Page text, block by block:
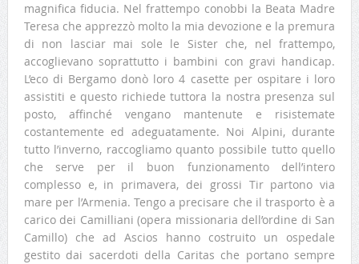
magnifica fiducia. Nel frattempo conobbi la Beata Madre
Teresa che apprezzò molto la mia devozione e la premura
di non lasciar mai sole le Sister che, nel frattempo,
accoglievano soprattutto i bambini con gravi handicap.
L’eco di Bergamo donò loro 4 casette per ospitare i loro
assistiti e questo richiede tuttora la nostra presenza sul
posto, affinché vengano mantenute e risistemate
costantemente ed adeguatamente. Noi Alpini, durante
tutto l’inverno, raccogliamo quanto possibile tutto quello
che serve per il buon funzionamento dell’intero
complesso e, in primavera, dei grossi Tir partono via
mare per l’Armenia. Tengo a precisare che il trasporto è a
carico dei Camilliani (opera missionaria dell’ordine di San
Camillo) che ad Ascios hanno costruito un ospedale
gestito dai sacerdoti della Caritas che portano sempre